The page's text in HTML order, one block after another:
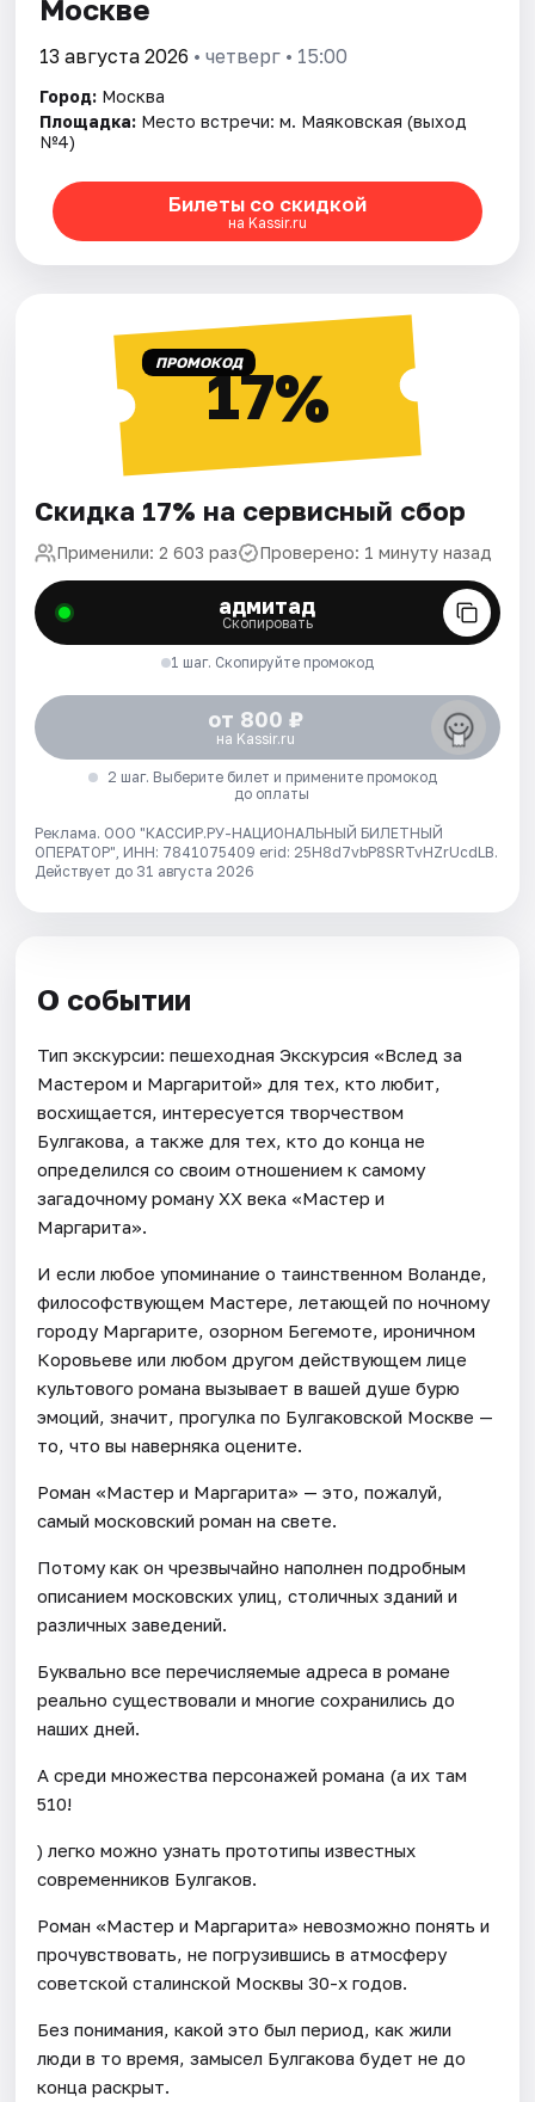
Москве
13 августа 2026 • четверг • 15:00
Город: Москва
Площадка: Место встречи: м. Маяковская (выход
№4)
Билеты со скидкой
на Kassir.ru
ПРОМОКОД17%
Скидка 17% на сервисный сбор
Применили: 2 603 раз Проверено: 1 минуту назад
адмитад
Скопировать
1 шаг. Скопируйте промокод
от 800 ₽
на Kassir.ru
2 шаг. Выберите билет и примените промокод
до оплаты
Реклама. ООО "КАССИР.РУ-НАЦИОНАЛЬНЫЙ БИЛЕТНЫЙ
ОПЕРАТОР", ИНН: 7841075409 erid: 25H8d7vbP8SRTvHZrUcdLB.
Действует до 31 августа 2026
О событии
Тип экскурсии: пешеходная Экскурсия «Вслед за
Мастером и Маргаритой» для тех, кто любит,
восхищается, интересуется творчеством
Булгакова, а также для тех, кто до конца не
определился со своим отношением к самому
загадочному роману XX века «Мастер и
Маргарита».
И если любое упоминание о таинственном Воланде,
философствующем Мастере, летающей по ночному
городу Маргарите, озорном Бегемоте, ироничном
Коровьеве или любом другом действующем лице
культового романа вызывает в вашей душе бурю
эмоций, значит, прогулка по Булгаковской Москве —
то, что вы наверняка оцените.
Роман «Мастер и Маргарита» — это, пожалуй,
самый московский роман на свете.
Потому как он чрезвычайно наполнен подробным
описанием московских улиц, столичных зданий и
различных заведений.
Буквально все перечисляемые адреса в романе
реально существовали и многие сохранились до
наших дней.
А среди множества персонажей романа (а их там
510!
) легко можно узнать прототипы известных
современников Булгаков.
Роман «Мастер и Маргарита» невозможно понять и
прочувствовать, не погрузившись в атмосферу
советской сталинской Москвы 30-х годов.
Без понимания, какой это был период, как жили
люди в то время, замысел Булгакова будет не до
конца раскрыт.